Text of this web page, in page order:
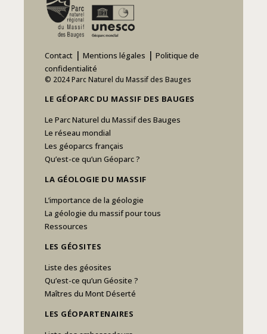
Contact | Mentions légales | Politique de
confidentialité
© 2024 Parc Naturel du Massif des Bauges
LE GÉOPARC DU MASSIF DES BAUGES
Le Parc Naturel du Massif des Bauges
Le réseau mondial
Les géoparcs français
Qu’est-ce qu’un Géoparc ?
LA GÉOLOGIE DU MASSIF
L’importance de la géologie
La géologie du massif pour tous
Ressources
LES GÉOSITES
Liste des géosites
Qu’est-ce qu’un Géosite ?
Maîtres du Mont Déserté
LES GÉOPARTENAIRES